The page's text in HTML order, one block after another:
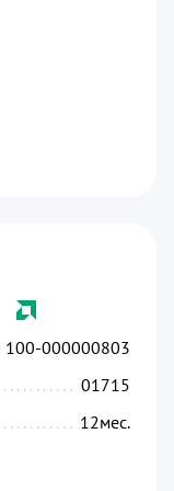
100-000000803
01715
12мес.